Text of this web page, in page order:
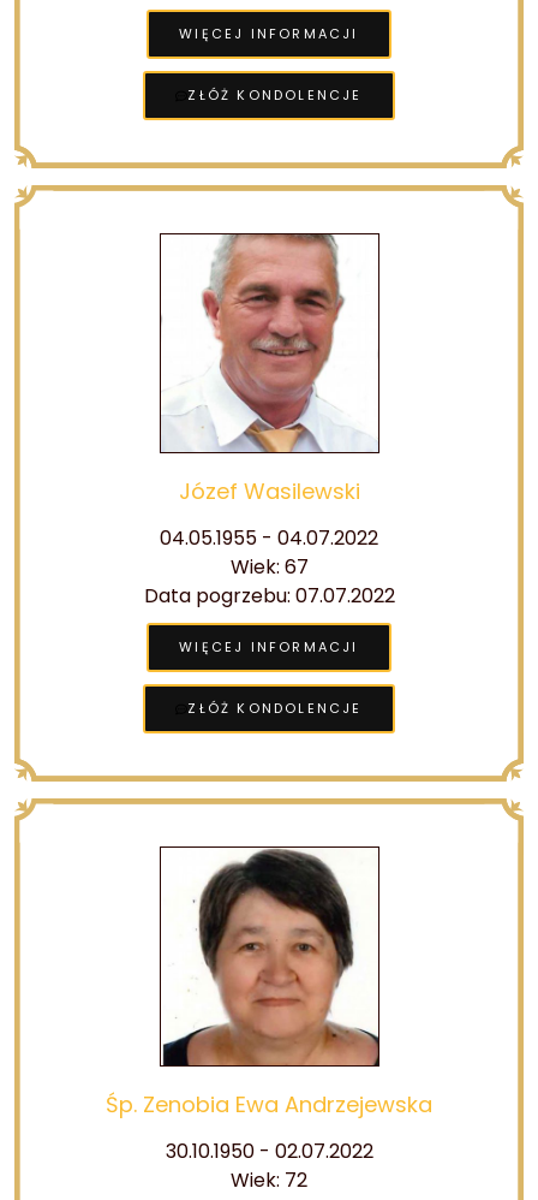
WIĘCEJ INFORMACJI
ZŁÓŻ KONDOLENCJE
Józef Wasilewski
04.05.1955 - 04.07.2022
Wiek: 67
Data pogrzebu: 07.07.2022
WIĘCEJ INFORMACJI
ZŁÓŻ KONDOLENCJE
Śp. Zenobia Ewa Andrzejewska
30.10.1950 - 02.07.2022
Wiek: 72